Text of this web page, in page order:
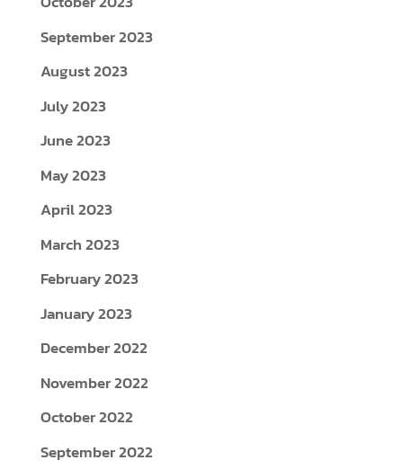
September 2023
August 2023
July 2023
June 2023
May 2023
April 2023
March 2023
February 2023
January 2023
December 2022
November 2022
October 2022
September 2022